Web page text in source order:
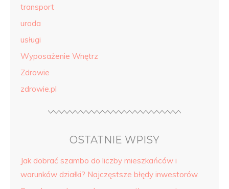
transport
uroda
usługi
Wyposażenie Wnętrz
Zdrowie
zdrowie.pl
OSTATNIE WPISY
Jak dobrać szambo do liczby mieszkańców i
warunków działki? Najczęstsze błędy inwestorów.